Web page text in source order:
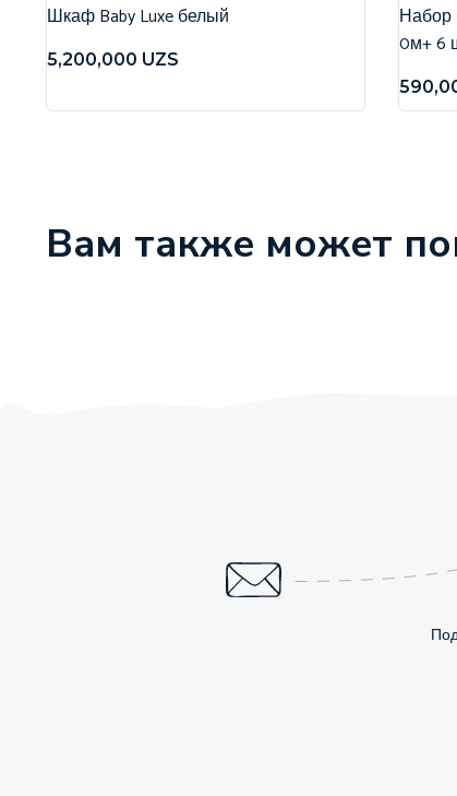
Шкаф Baby Luxe белый
5,200,000 UZS
Набор
0м+ 6
Вам также может